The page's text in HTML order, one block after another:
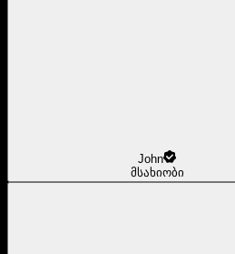
John
მსახიობი